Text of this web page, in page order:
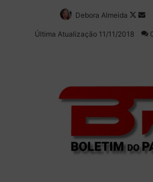
Debora Almeida
onum
Última Atualização 11/11/2018